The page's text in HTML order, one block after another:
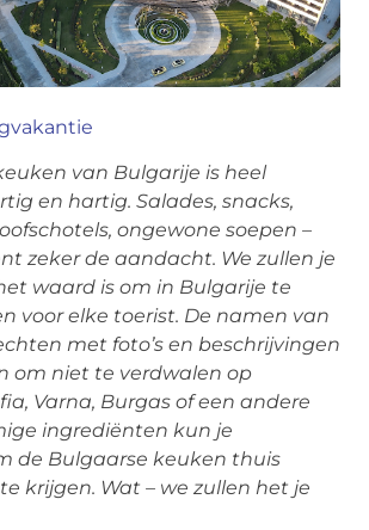
van Bulgarije is heel
en hartig. Salades, snacks,
ongewone soepen –
zeker de aandacht. We zullen je
waard is om in Bulgarije te
voor elke toerist. De namen van
met foto’s en beschrijvingen
om niet te verdwalen op
Varna, Burgas of een andere
ingrediënten kun je
de Bulgaarse keuken thuis
krijgen. Wat – we zullen het je